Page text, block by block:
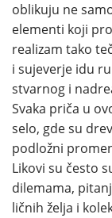
oblikuju ne
elementi koji
realizam tako
i sujeverje idu
stvarnog i
Svaka priča u
selo, gde su
podložni
Likovi su često
dilemama,
ličnih želja i